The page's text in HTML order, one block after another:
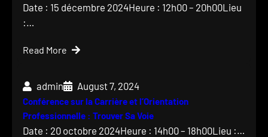
Date : 15 décembre 2024Heure : 12h00 – 20h00Lieu
:…
Read More
admin August 7, 2024
Conférence sur la Carrière et l’Orientation
Professionnelle : Trouver Sa Voie
Date : 20 octobre 2024Heure : 14h00 – 18h00Lieu :…